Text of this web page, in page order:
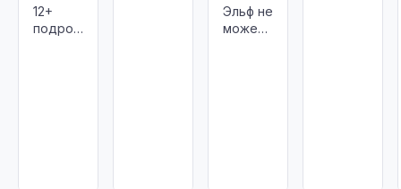
12+
подростки
Эльф не
может